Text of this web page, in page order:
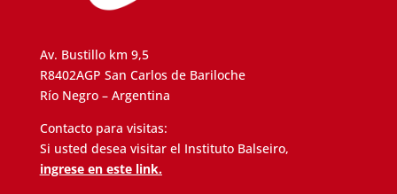
Av. Bustillo km 9,5
R8402AGP San Carlos de Bariloche
Río Negro – Argentina
Contacto para visitas:
Si usted desea visitar el Instituto Balseiro,
ingrese en este link.